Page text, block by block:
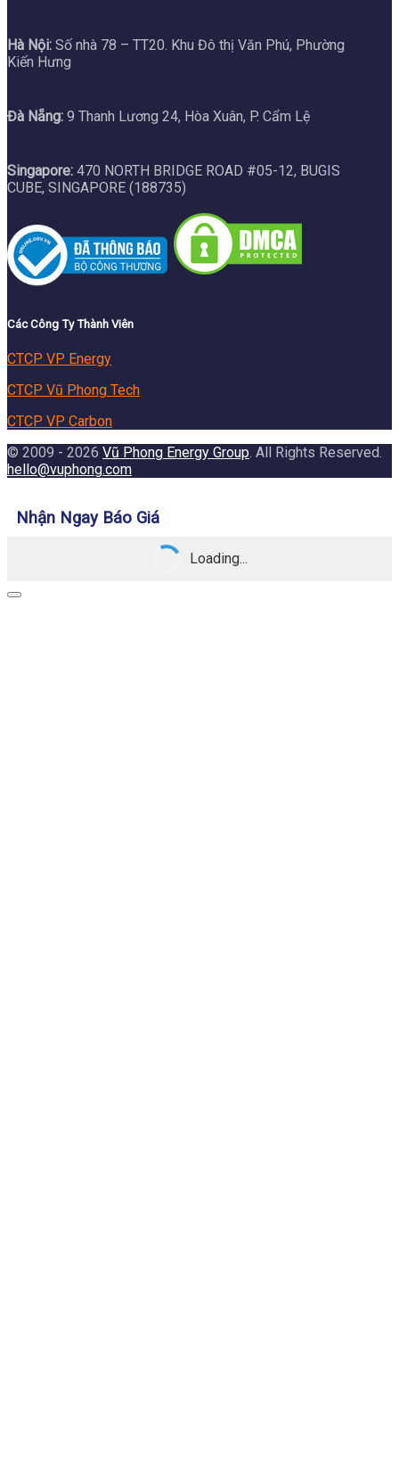
Hà Nội: Số nhà 78 – TT20. Khu Đô thị Văn Phú, Phường
Kiến Hưng
Đà Nẵng: 9 Thanh Lương 24, Hòa Xuân, P. Cẩm Lệ
Singapore: 470 NORTH BRIDGE ROAD #05-12, BUGIS
CUBE, SINGAPORE (188735)
Các Công Ty Thành Viên
CTCP VP Energy
CTCP Vũ Phong Tech
CTCP VP Carbon
© 2009 - 2026 Vũ Phong Energy Group. All Rights Reserved.
hello@vuphong.com
Nhận Ngay Báo Giá
Loading...